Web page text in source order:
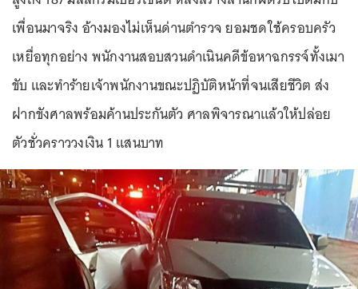
เพื่อนมาจริง อ้างมองไม่เห็นด่านตำรวจ ยอมชดใช้ครอบครัว
เหยื่อทุกอย่าง พนักงานสอบสวนดำเนินคดีข้อหาฉกรรจ์ทั้งเมา
ขับ และทำร้ายเจ้าพนักงานขณะปฏิบัติหน้าที่จนเสียชีวิต ส่ง
ฝากขังศาลพร้อมค้านประกันตัว ศาลพิจารณาแล้วให้ปล่อย
ตัวชั่วคราววงเงิน 1 แสนบาท